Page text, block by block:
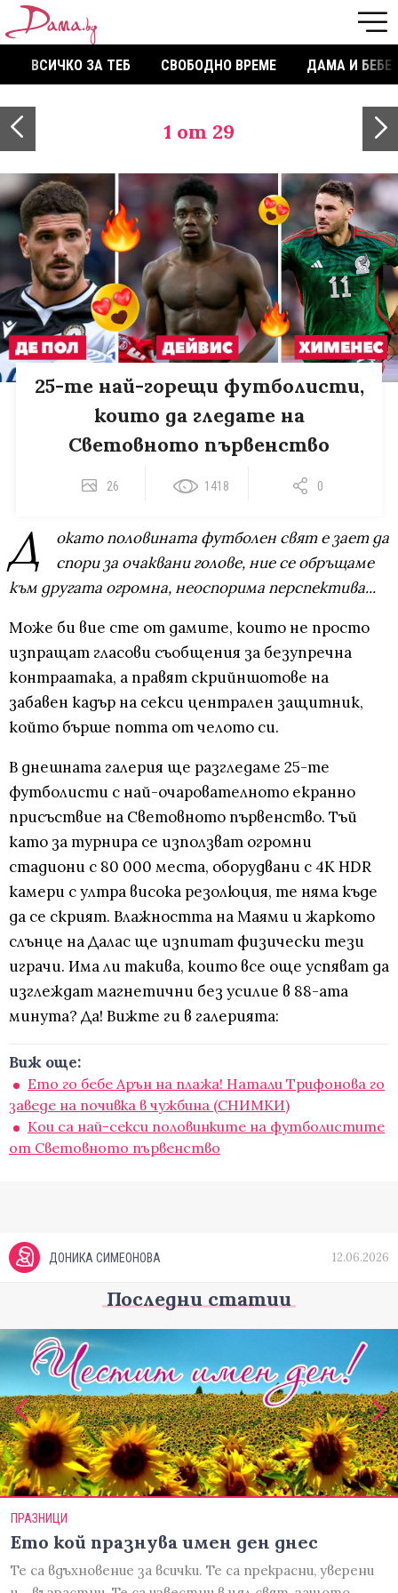
ВСИЧКО ЗА ТЕБ СВОБОДНО ВРЕМЕ ДАМА И БЕБЕ
1 от 29
25-те най-горещи футболисти,
които да гледате на
Световното първенство
26 1418 0
Д
окато половината футболен свят е зает да
спори за очаквани голове, ние се обръщаме
към другата огромна, неоспорима перспектива...
Може би вие сте от дамите, които не просто
изпращат гласови съобщения за безупречна
контраатака, а правят скрийншотове на
забавен кадър на секси централен защитник,
който бърше потта от челото си.
В днешната галерия ще разгледаме 25-те
футболисти с най-очарователното екранно
присъствие на Световното първенство. Тъй
като за турнира се използват огромни
стадиони с 80 000 места, оборудвани с 4K HDR
камери с ултра висока резолюция, те няма къде
да се скрият. Влажността на Маями и жаркото
слънце на Далас ще изпитат физически тези
играчи. Има ли такива, които все още успяват да
изглеждат магнетични без усилие в 88-ата
минута? Да! Вижте ги в галерията:
Виж още:
Ето го бебе Арън на плажа! Натали Трифонова го
заведе на почивка в чужбина (СНИМКИ)
Кои са най-секси половинките на футболистите
от Световното първенство
ДОНИКА СИМЕОНОВА 12.06.2026
Последни статии
ПРАЗНИЦИ
Ето кой празнува имен ден днес
Те са вдъхновение за всички. Те са прекрасни, уверени